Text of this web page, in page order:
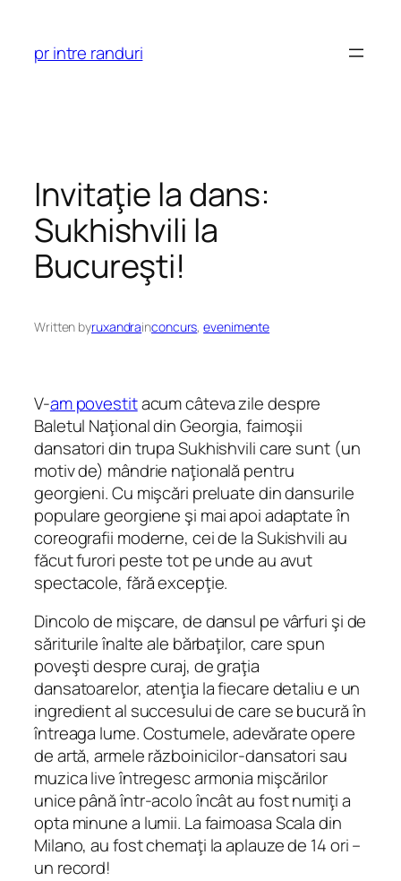
content
pr intre randuri
Invitaţie la dans:
Sukhishvili la
Bucureşti!
Written byruxandrainconcurs, evenimente
V-am povestitacum câteva zile despre
Baletul Naţional din Georgia, faimoşii
dansatori din trupa Sukhishvili care sunt (un
motiv de) mândrie naţională pentru
georgieni. Cu mişcări preluate din dansurile
populare georgiene şi mai apoi adaptate în
coreografii moderne, cei de la Sukishvili au
făcut furori peste tot pe unde au avut
spectacole, fără excepţie.
Dincolo de mişcare, de dansul pe vârfuri şi de
săriturile înalte ale bărbaţilor, care spun
poveşti despre curaj, de graţia
dansatoarelor, atenţia la fiecare detaliu e un
ingredient al succesului de care se bucură în
întreaga lume. Costumele, adevărate opere
de artă, armele războinicilor-dansatori sau
muzicaliveîntregesc armonia mişcărilor
unice până într-acolo încât au fost numiţi a
opta minune a lumii. La faimoasa Scala din
Milano, au fost chemaţi la aplauze de 14 ori –
un record!